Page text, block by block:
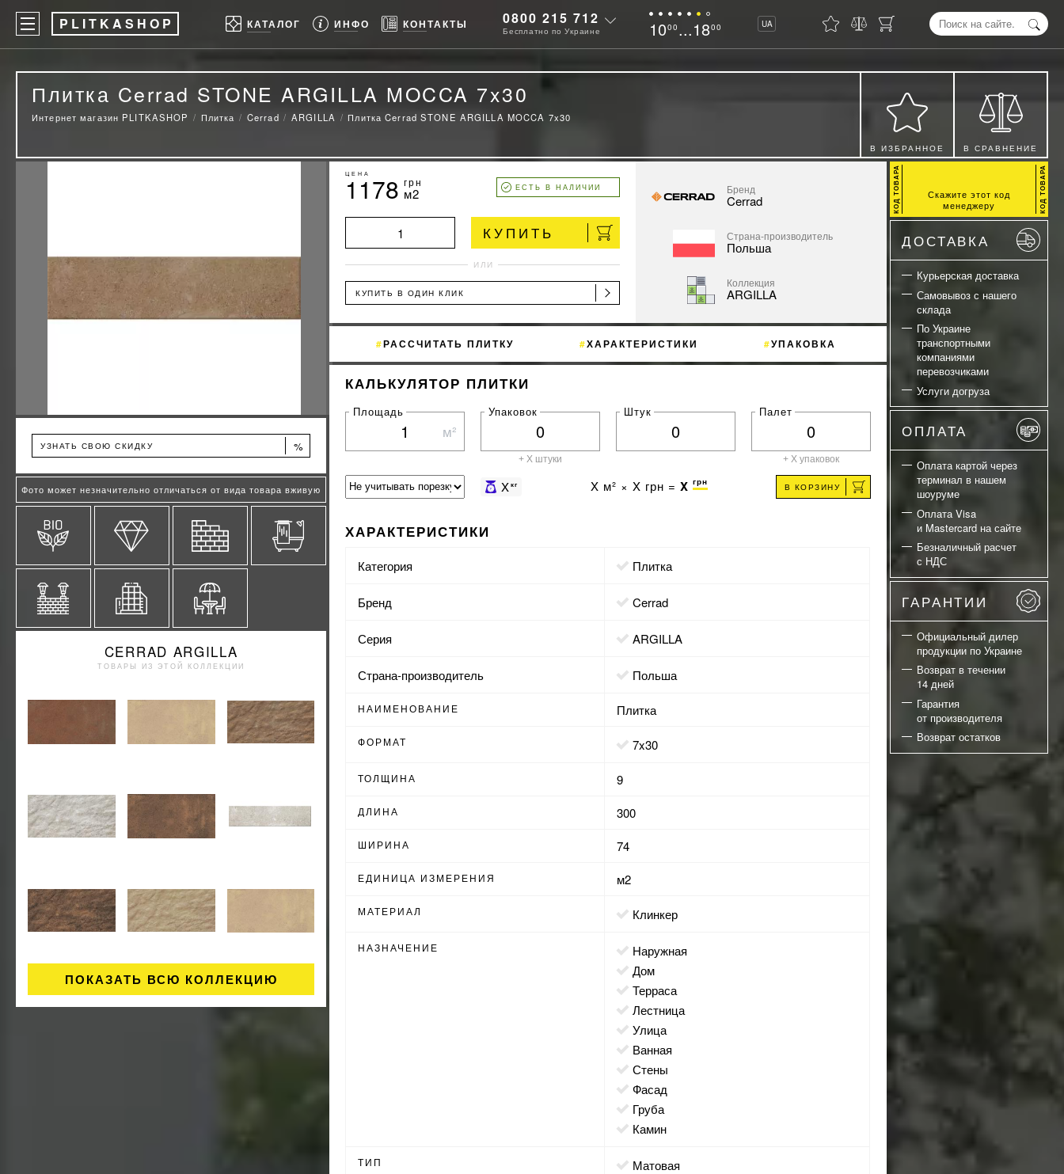
P LITKASHOP КАТАЛОГ ИНФО КОНТАКТЫ 0800 215 712
Бесплатно по Украине 1000 ...1800 UA
Плитка Cerrad STONE ARGILLA MOCCA 7x30
Интернет магазин PLITKASHOP Плитка Cerrad ARGILLA Плитка Cerrad STONE ARGILLA MOCCA 7x30
В ИЗБРАННОЕ В СРАВНЕНИЕ
УЗНАТЬ СВОЮ СКИДКУ %
Фото может незначительно отличаться от вида товара вживую
CERRAD ARGILLA
ТОВАРЫ ИЗ ЭТОЙ КОЛЛЕКЦИИ
ПОКАЗАТЬ ВСЮ КОЛЛЕКЦИЮ
ЦЕНА
1178 грн
м2 ЕСТЬ В НАЛИЧИИ
КУПИТЬ
ИЛИ
КУПИТЬ В ОДИН КЛИК
Бренд
Cerrad
Страна-производитель
Польша
Коллекция
ARGILLA
РАССЧИТАТЬ ПЛИТКУ ХАРАКТЕРИСТИКИ УПАКОВКА
КАЛЬКУЛЯТОР ПЛИТКИ
Площадь
м²
Упаковок
+ X штуки
Штук Палет
+ X упаковок
X кг X м² × X грн = X грн В КОРЗИНУ
ХАРАКТЕРИСТИКИ
Категория Плитка
Бренд Cerrad
Серия ARGILLA
Страна-производитель Польша
НАИМЕНОВАНИЕ Плитка
ФОРМАТ 7x30
ТОЛЩИНА 9
ДЛИНА 300
ШИРИНА 74
ЕДИНИЦА ИЗМЕРЕНИЯ м2
МАТЕРИАЛ Клинкер
НАЗНАЧЕНИЕ
наружная
дом
терраса
лестница
улица
ванная
стены
фасад
груба
камин
ТИП
матовая
Скажите этот код
менеджеру
ДОСТАВКА
Курьерская доставка
Самовывоз с нашего
склада
По Украине
транспортными
компаниями
перевозчиками
Услуги догруза
ОПЛАТА
Оплата картой через
терминал в нашем
шоуруме
Оплата Visa
и Mastercard на сайте
Безналичный расчет
с НДС
ГАРАНТИИ
Официальный дилер
продукции по Украине
Возврат в течении
14 дней
Гарантия
от производителя
Возврат остатков